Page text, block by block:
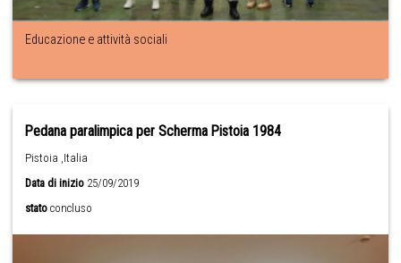
Educazione e attività sociali
Pedana paralimpica per Scherma Pistoia 1984
Pistoia ,Italia
Data di inizio 25/09/2019
stato concluso